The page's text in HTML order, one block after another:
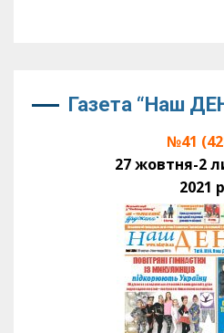
Газета “Наш
№41
27 жовтня-2
2021